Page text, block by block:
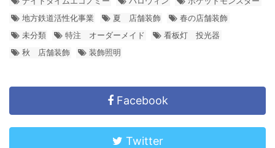
地方鉄道活性化事業
夏 店舗装飾
春の店舗装飾
未分類
特注 オーダーメイド
看板灯 投光器
秋 店舗装飾
装飾照明
Facebook
Twitter